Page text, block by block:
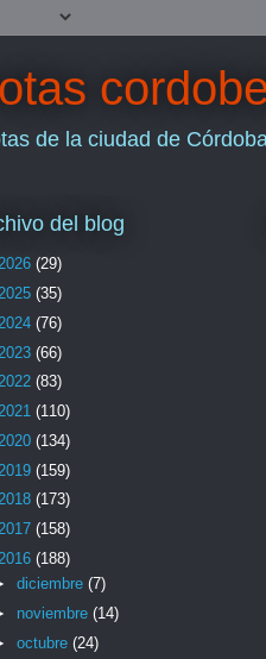
de la ciudad de
del blog
(29)
(35)
2024 (76)
2023 (66)
(83)
(110)
2020 (134)
2019 (159)
(173)
(158)
2016 (188)
diciembre (7)
noviembre (14)
octubre (24)